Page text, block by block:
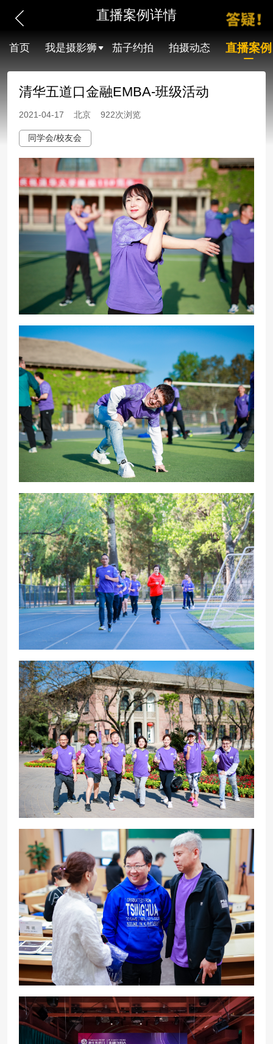
直播案例详情
首页 我是摄影狮 茄子约拍 拍摄动态 直播案例
清华五道口金融EMBA-班级活动
2021-04-17 北京 922次浏览
同学会/校友会